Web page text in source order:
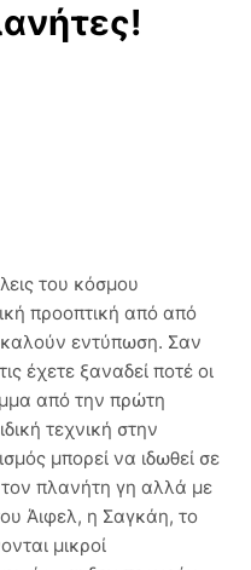
του κόσμου
προοπτική από από
εντύπωση. Σαν
έχετε ξαναδεί ποτέ οι
από την πρώτη
τεχνική στην
μπορεί να ιδωθεί σε
τον πλανήτη γη αλλά με
Άιφελ, η Σαγκάη, το
μικροί